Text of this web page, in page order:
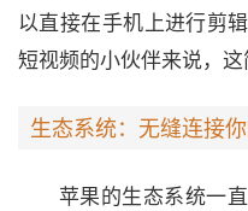
以直接在手机上进行剪
短视频的小伙伴来说，这
生态系统：无缝连接
苹果的生态系统一